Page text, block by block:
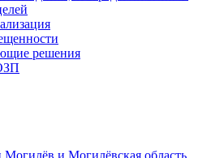
решения
Могилёв и Могилёвская область